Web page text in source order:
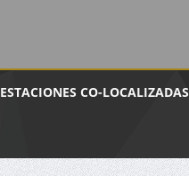
ESTACIONES CO-LOCALIZADAS